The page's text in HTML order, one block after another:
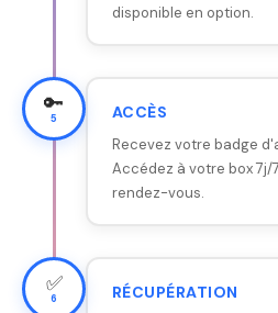
disponible en option.
🔑
5 ACCÈS
Recevez votre badge
Accédez à votre box 7j/
rendez-vous.
✅
6 RÉCUPÉRATION